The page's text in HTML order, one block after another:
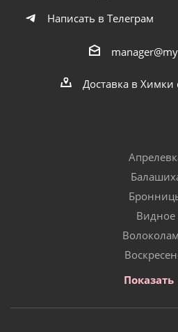
Написать в Телеграм
Доставка в Химки
Видное
Показать